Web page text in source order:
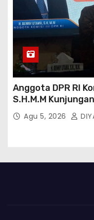
Anggota DPR RI
S.H.M.M
Agu 5, 2026